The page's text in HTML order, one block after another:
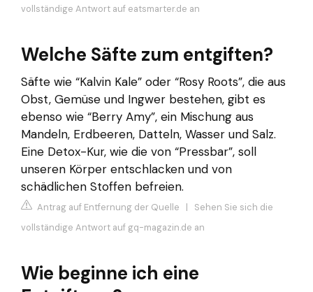
vollständige Antwort auf eatsmarter.de an
Welche Säfte zum entgiften?
Säfte wie “Kalvin Kale” oder “Rosy Roots”, die aus
Obst, Gemüse und Ingwer bestehen, gibt es
ebenso wie “Berry Amy”, ein Mischung aus
Mandeln, Erdbeeren, Datteln, Wasser und Salz.
Eine Detox-Kur, wie die von “Pressbar”, soll
unseren Körper entschlacken und von
schädlichen Stoffen befreien.
Antrag auf Entfernung der Quelle | Sehen Sie sich die
vollständige Antwort auf gq-magazin.de an
Wie beginne ich eine